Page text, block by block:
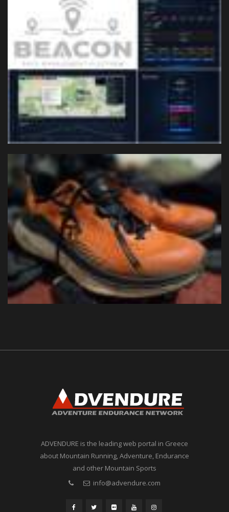
ADVENDURE is the leading web portal in Greece
about Mountain Running, Adventure, Endurance
and other Mountain Sports
info@advendure.com